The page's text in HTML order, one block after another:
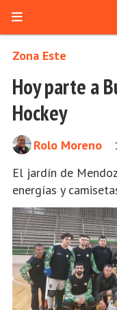
Hoy parte a
Hockey
El jardín de
energías y
Zona Este
Rolo Moreno